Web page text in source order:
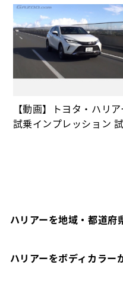
【動画】トヨタ・ハリア
試乗インプレッション
ハリアーを地域・都道府
ハリアーをボディカラー